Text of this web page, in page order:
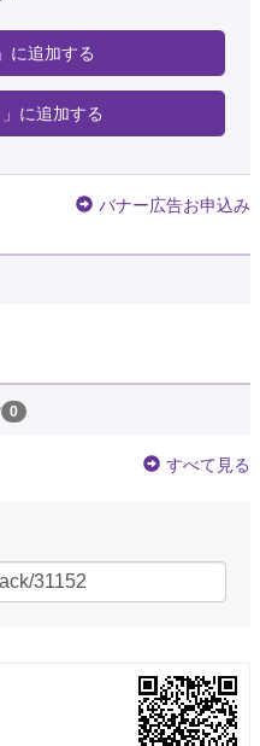
に追加する
」に追加する
バナー広告お申込み
0
すべて見る